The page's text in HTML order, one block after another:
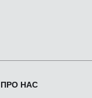
ПРО НАС